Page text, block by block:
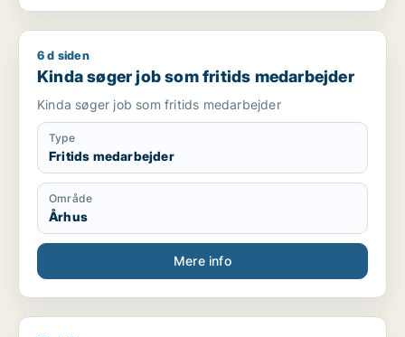
Kinda søger job som fritids medarbejder
6 d siden
Kinda søger job som fritids medarbejder
Kinda søger job som fritids medarbejder
Type
Fritids medarbejder
Område
Århus
Mere info